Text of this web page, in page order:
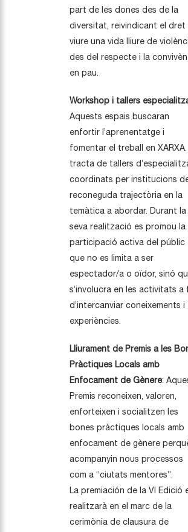
part de les dones des de la
diversitat, reivindicant el dret
viure una vida lliure de
des del respecte i la
en pau.
Workshop i tallers
Aquests espais buscaran
enfortir l’aprenentatge i
fomentar el treball en XARXA.
tracta de tallers
coordinats per institucions
reconeguda trajectòria en la
temàtica a abordar. Durant la
seva realització es promou la
participació activa del públic
que no es limita a ser
espectador/a o oïdor, sinó
s’involucra en les activitats a
d’intercanviar coneixements i
experiències.
Lliurament de Premis a les
Pràctiques Locals amb
Enfocament de Gènere:
Premis reconeixen, valoren,
enforteixen i socialitzen les
bones pràctiques locals amb
enfocament de gènere
acompanyin nous processos
com a “ciutats mentores”.
La premiación de la VI Edició
realitzarà en el marc de la
cerimònia de clausura de